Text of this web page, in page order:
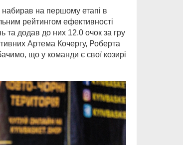
набирав на першому етапі в
рейтингом ефективності
та додав до них 12.0 очок за гру
Артема Кочергу, Роберта
що у команди є свої козирі